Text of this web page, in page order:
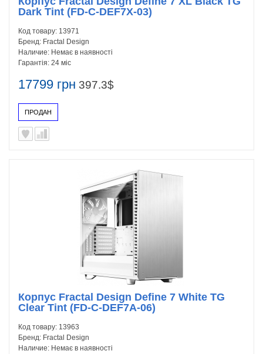
17799 грн 397.3$
ПРОДАН
Dark Tint (FD-C-DEF7X-03)
Код товару: 13971
Бренд: Fractal Design
Наличие: Немає в наявності
Гарантія: 24 міс
Корпус Fractal Design Define 7 White TG
Clear Tint (FD-C-DEF7A-06)
Код товару: 13963
Бренд: Fractal Design
Наличие: Немає в наявності